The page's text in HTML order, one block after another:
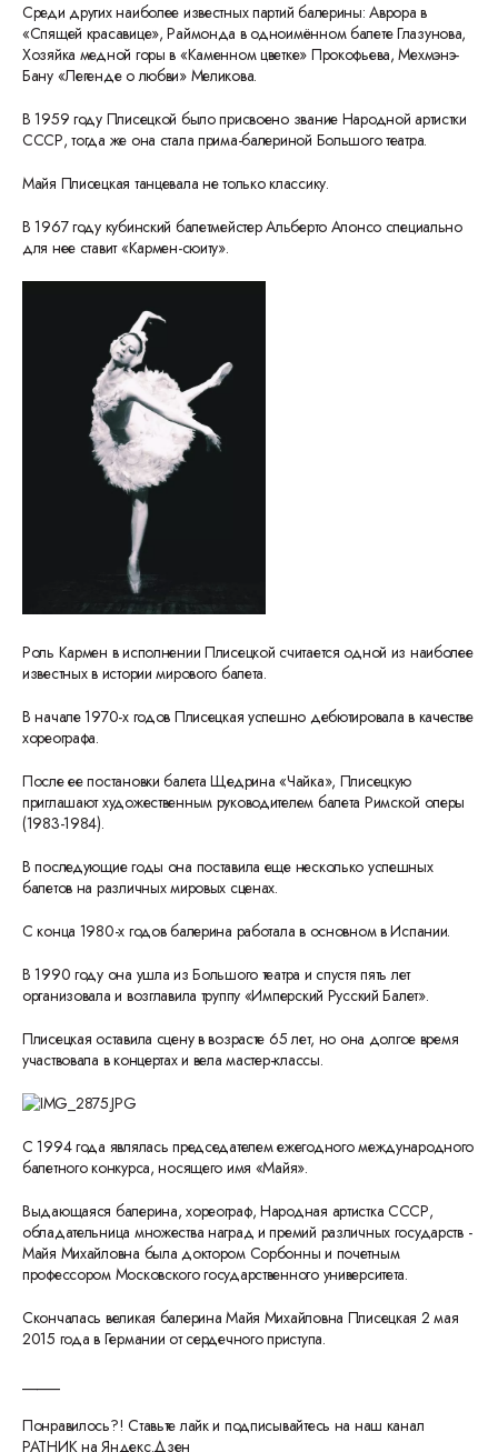
Среди других наиболее известных партий балерины: Аврора в
«Спящей красавице», Раймонда в одноимённом балете Глазунова,
Хозяйка медной горы в «Каменном цветке» Прокофьева, Мехмэнэ-
Бану «Легенде о любви» Меликова.
В 1959 году Плисецкой было присвоено звание Народной артистки
СССР, тогда же она стала прима-балериной Большого театра.
Майя Плисецкая танцевала не только классику.
В 1967 году кубинский балетмейстер Альберто Алонсо специально
для нее ставит «Кармен-сюиту».
Роль Кармен в исполнении Плисецкой считается одной из наиболее
известных в истории мирового балета.
В начале 1970-х годов Плисецкая успешно дебютировала в качестве
хореографа.
После ее постановки балета Щедрина «Чайка», Плисецкую
приглашают художественным руководителем балета Римской оперы
(1983-1984).
В последующие годы она поставила еще несколько успешных
балетов на различных мировых сценах.
С конца 1980-х годов балерина работала в основном в Испании.
В 1990 году она ушла из Большого театра и спустя пять лет
организовала и возглавила труппу «Имперский Русский Балет».
Плисецкая оставила сцену в возрасте 65 лет, но она долгое время
участвовала в концертах и вела мастер-классы.
С 1994 года являлась председателем ежегодного международного
балетного конкурса, носящего имя «Майя».
Выдающаяся балерина, хореограф, Народная артистка СССР,
обладательница множества наград и премий различных государств -
Майя Михайловна была доктором Сорбонны и почетным
профессором Московского государственного университета.
Скончалась великая балерина Майя Михайловна Плисецкая 2 мая
2015 года в Германии от сердечного приступа.
Понравилось?! Ставьте лайк и подписывайтесь на наш канал
РАТНИК на Яндекс.Дзен